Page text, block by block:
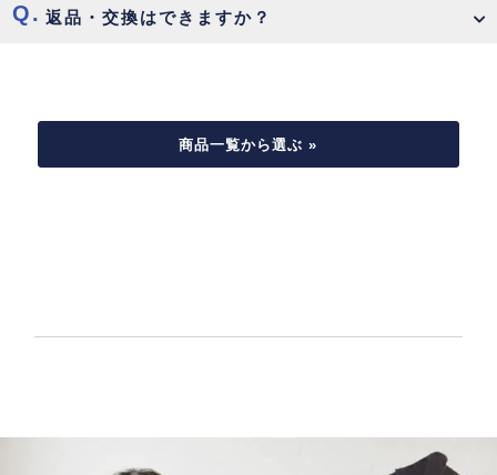
返品・交換はできますか？
商品一覧から選ぶ »